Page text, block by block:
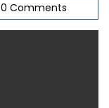
0 Comments